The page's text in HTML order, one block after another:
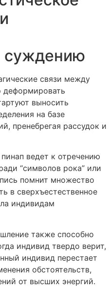
суждению
связи между
деформировать
выносить
на базе
пренебрегая рассудок и
ведет к отречению
“символов рока” или
помнит множество
в сверхъестественное
индивидам
также способно
индивид твердо верит,
индивид перестает
обстоятельств,
от высших энергий.